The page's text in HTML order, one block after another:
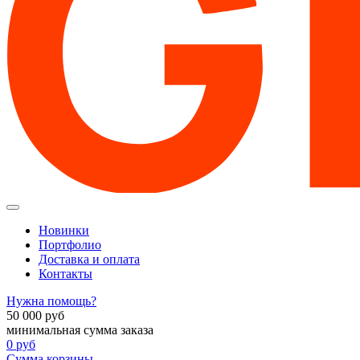
Новинки
Портфолио
Доставка и оплата
Контакты
Нужна помощь?
50 000 руб
минимальная сумма заказа
0 руб